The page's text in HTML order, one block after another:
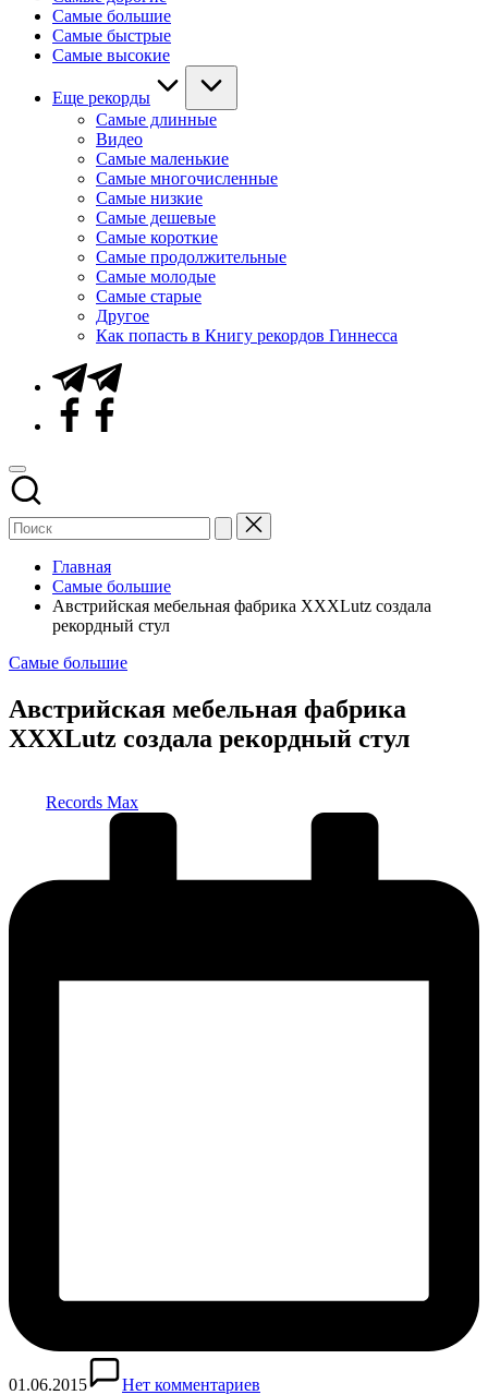
Самые большие
Самые быстрые
Самые высокие
Еще рекорды
Самые длинные
Видео
Самые маленькие
Самые многочисленные
Самые низкие
Самые дешевые
Самые короткие
Самые продолжительные
Самые молодые
Самые старые
Другое
Как попасть в Книгу рекордов Гиннесса
Telegram
Facebook
Главная
Самые большие
Австрийская мебельная фабрика XXXLutz создала
рекордный стул
Опубликовано
Самые большие
Австрийская мебельная фабрика
XXXLutz создала рекордный стул
Records Max
01.06.2015 Нет комментариев